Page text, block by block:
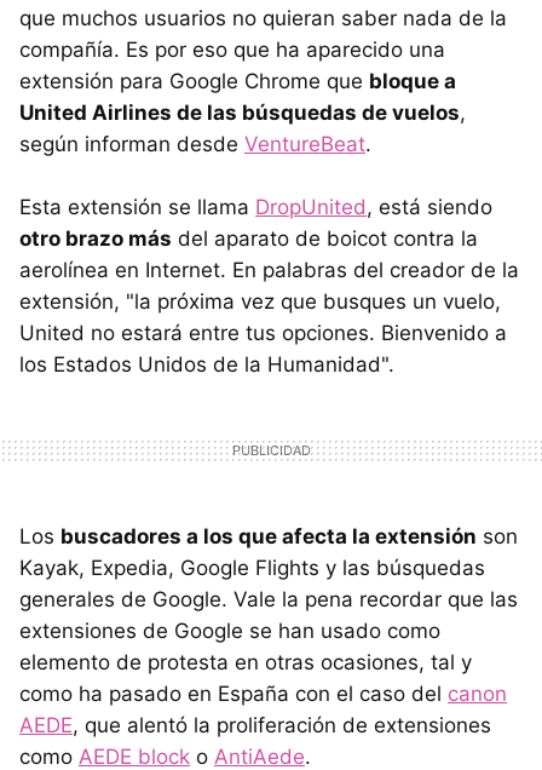
que muchos usuarios no quieran saber nada de la
compañía. Es por eso que ha aparecido una
extensión para Google Chrome que bloque a
United Airlines de las búsquedas de vuelos,
según informan desde VentureBeat.
Esta extensión se llama DropUnited, está siendo
otro brazo más del aparato de boicot contra la
aerolínea en Internet. En palabras del creador de la
extensión, "la próxima vez que busques un vuelo,
United no estará entre tus opciones. Bienvenido a
los Estados Unidos de la Humanidad".
Los buscadores a los que afecta la extensión son
Kayak, Expedia, Google Flights y las búsquedas
generales de Google. Vale la pena recordar que las
extensiones de Google se han usado como
elemento de protesta en otras ocasiones, tal y
como ha pasado en España con el caso del canon
AEDE, que alentó la proliferación de extensiones
como AEDE block o AntiAede.